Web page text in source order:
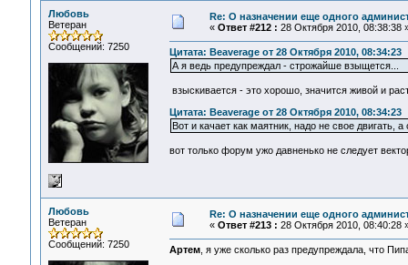
Любовь
Ветеран
Сообщений: 7250
Re: О назначении еще одного
« Ответ #212 : 28 Октября 2010, 08:38:38
Цитата: Beaverage от 28 Октября 2010, 08:34:23
А я ведь предупреждал - строжайше взыщется...
взыскивается - это хорошо, значится живой и
Цитата: Beaverage от 28 Октября 2010, 08:34:23
Вот и качает как маятник, надо не свое двигать,
вот только форум ужо давненько не следует
Любовь
Ветеран
Сообщений: 7250
Re: О назначении еще одного
« Ответ #213 : 28 Октября 2010, 08:40:28
Артем, я уже сколько раз предупреждала, что